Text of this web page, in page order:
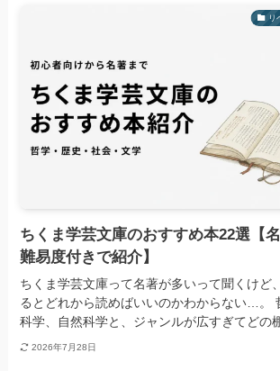
リ
ちくま学芸文庫のおすすめ本22選【
難易度付きで紹介】
ちくま学芸文庫って名著が多いって聞くけど
るとどれから読めばいいのかわからない…。
科学、自然科学と、ジャンルが広すぎてどの
2026年7月28日